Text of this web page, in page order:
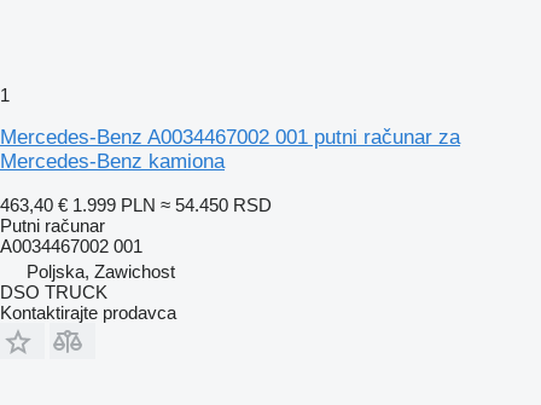
1
Mercedes-Benz A0034467002 001 putni računar za
Mercedes-Benz kamiona
463,40 € 1.999 PLN ≈ 54.450 RSD
Putni računar
A0034467002 001
Poljska, Zawichost
DSO TRUCK
Kontaktirajte prodavca